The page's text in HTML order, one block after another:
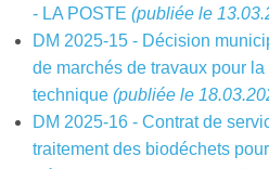
- LA POSTE (publiée le
DM 2025-15 - Décision
de marchés de travaux pour
technique (publiée le
DM 2025-16 - Contrat de
traitement des biodéchets